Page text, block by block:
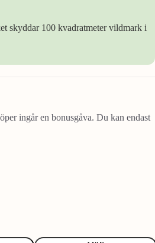
skyddar 100 kvadratmeter vildmark i
ingår en bonusgåva. Du kan endast